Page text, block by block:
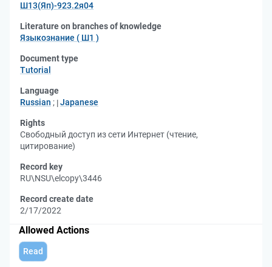
Ш13(Яп)-923.2я04
Literature on branches of knowledge
Языкознание ( Ш1 )
Document type
Tutorial
Language
Russian ; Japanese
Rights
Свободный доступ из сети Интернет (чтение,
цитирование)
Record key
RU\NSU\elcopy\3446
Record create date
2/17/2022
Allowed Actions
Read